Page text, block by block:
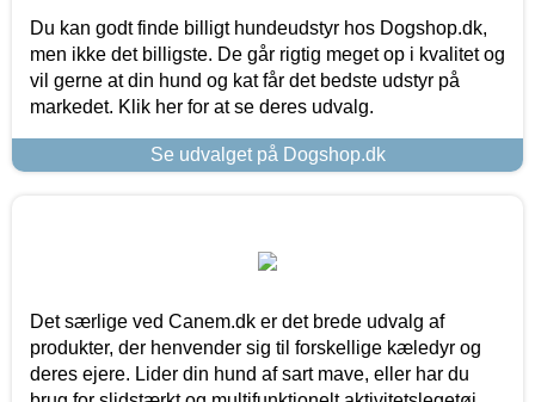
Du kan godt finde billigt hundeudstyr hos Dogshop.dk,
men ikke det billigste. De går rigtig meget op i kvalitet og
vil gerne at din hund og kat får det bedste udstyr på
markedet. Klik her for at se deres udvalg.
Se udvalget på Dogshop.dk
Det særlige ved Canem.dk er det brede udvalg af
produkter, der henvender sig til forskellige kæledyr og
deres ejere. Lider din hund af sart mave, eller har du